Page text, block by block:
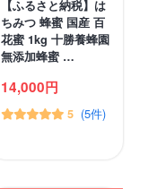
【ふるさと納税】は
ちみつ 蜂蜜 国産 百
花蜜 1kg 十勝養蜂園
無添加蜂蜜 …
14,000円
5 (5件)